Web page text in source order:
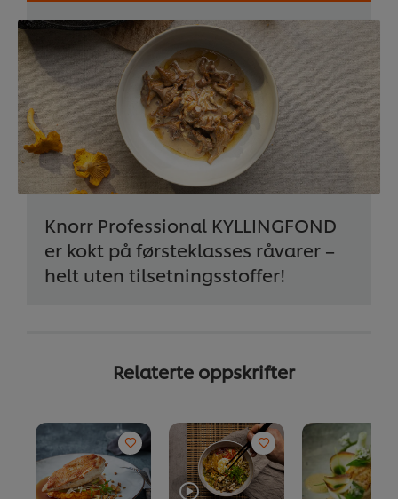
Knorr Professional KYLLINGFOND
er kokt på førsteklasses råvarer –
helt uten tilsetningsstoffer!
Relaterte oppskrifter